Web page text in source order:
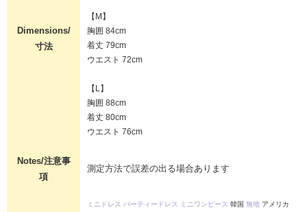
Dimensions/
寸法
【M】
胸囲 84cm
着丈 79cm
ウエスト 72cm
【L】
胸囲 88cm
着丈 80cm
ウエスト 76cm
Notes/注意事
項
測定方法で誤差の出る場合あります
ミニドレス パーティードレス ミニワンピース 韓国 無地 アメリカ